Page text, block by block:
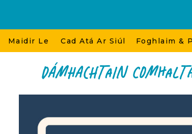
Maidir Le Cad Atá Ar Siúl Foghlaim &
DÁMHACHTAIN